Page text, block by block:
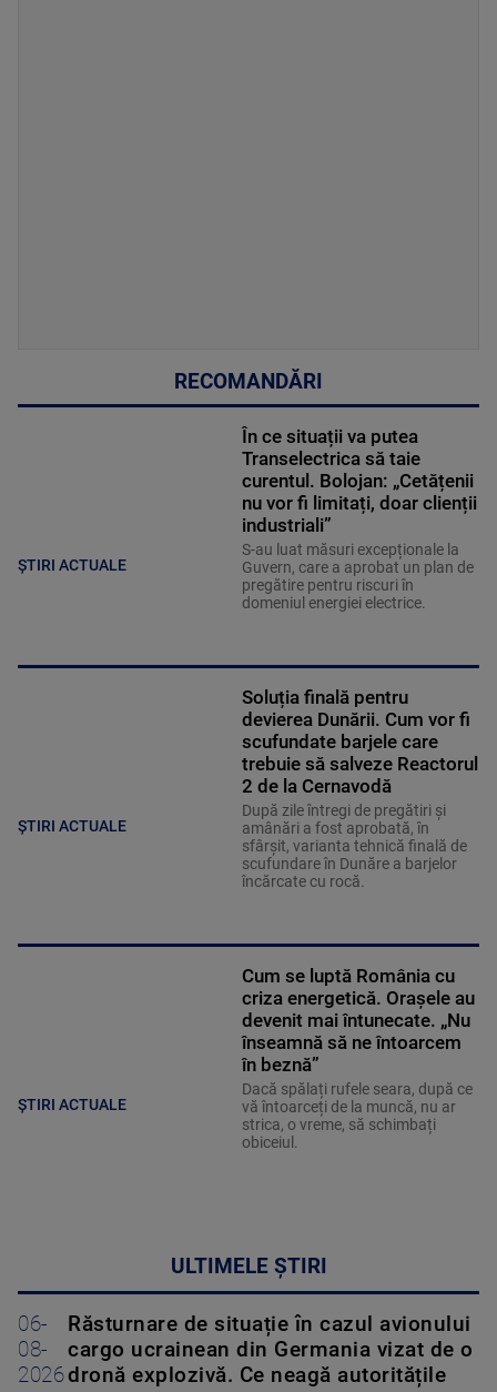
RECOMANDĂRI
ȘTIRI ACTUALE
În ce situații va putea
Transelectrica să taie
curentul. Bolojan: „Cetățenii
nu vor fi limitați, doar clienții
industriali”
S-au luat măsuri excepționale la
Guvern, care a aprobat un plan de
pregătire pentru riscuri în
domeniul energiei electrice.
ȘTIRI ACTUALE
Soluția finală pentru
devierea Dunării. Cum vor fi
scufundate barjele care
trebuie să salveze Reactorul
2 de la Cernavodă
După zile întregi de pregătiri și
amânări a fost aprobată, în
sfârșit, varianta tehnică finală de
scufundare în Dunăre a barjelor
încărcate cu rocă.
ȘTIRI ACTUALE
Cum se luptă România cu
criza energetică. Orașele au
devenit mai întunecate. „Nu
înseamnă să ne întoarcem
în beznă”
Dacă spălați rufele seara, după ce
vă întoarceți de la muncă, nu ar
strica, o vreme, să schimbați
obiceiul.
ULTIMELE ȘTIRI
06-
08-
2026
Răsturnare de situație în cazul avionului
cargo ucrainean din Germania vizat de o
dronă explozivă. Ce neagă autoritățile